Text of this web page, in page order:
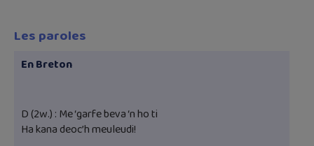
Les paroles
En Breton
D (2w.) : Me ‘garfe beva ‘n ho ti
Ha kana deoc’h meuleudi!